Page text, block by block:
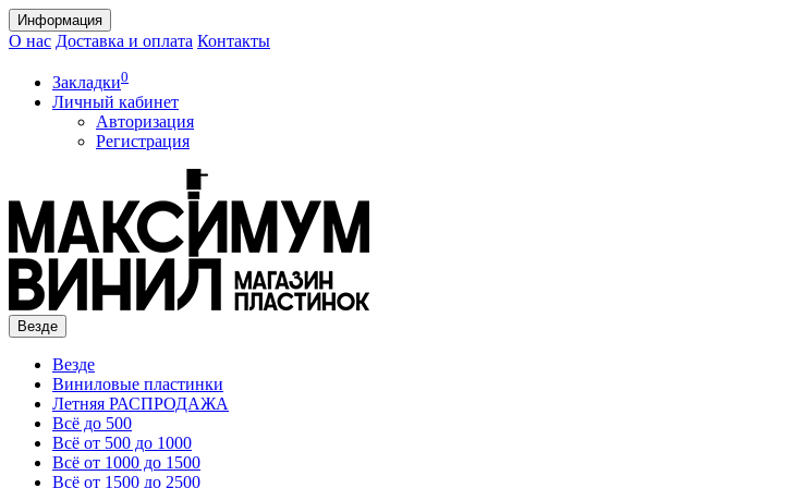
Информация
О нас Доставка и оплата Контакты
Закладки0
Личный кабинет
Авторизация
Регистрация
Везде
Везде
Виниловые пластинки
Летняя РАСПРОДАЖА
Всё до 500
Всё от 500 до 1000
Всё от 1000 до 1500
Всё от 1500 до 2500